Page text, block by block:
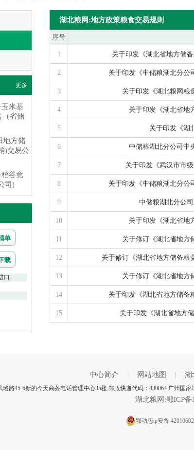
更多
米基
（省储
地方储
)交易公
稻谷竞
司)
单
载
口
湖北粮网:地方政策粮食交易规则
序号
1 关于印发《湖北省地方储
2 关于印发《中储粮湖北分公
3 关于印发《湖北粮网粮
4 关于印发《湖北省地
5 关于印发《湖
6 中储粮湖北分公司中
7 关于印发《武汉市市
8 关于印发《中储粮湖北分公
9 中储粮湖北分公
10 关于印发《湖北省地
11 关于修订《湖北省地方
12 关于修订《湖北省地方储备粮
13 关于修订《湖北省地方
14 关于印发《湖北省地方储备
15 关于印发《湖北省地方
中心简介 网站地图 湖
路45-6新的今天商务电话管理中心35楼 邮政快递代码：430064 广州国
湖北粮网:鄂ICP备
鄂动态ip安备